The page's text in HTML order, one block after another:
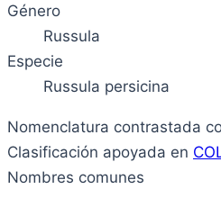
Género
Russula
Especie
Russula persicina
Nomenclatura contrastada
Clasificación apoyada en
Nombres comunes